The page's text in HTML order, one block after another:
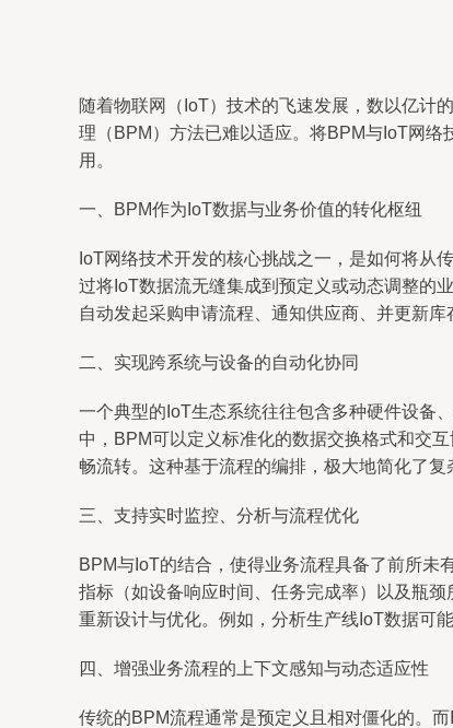
随着物联网（IoT）技术的飞速发展，数以亿计
理（BPM）方法已难以适应。将BPM与IoT网
用。
一、BPM作为IoT数据与业务价值的转化枢纽
IoT网络技术开发的核心挑战之一，是如何将从
过将IoT数据流无缝集成到预定义或动态调整的
自动发起采购申请流程、通知供应商、并更新库
二、实现跨系统与设备的自动化协同
一个典型的IoT生态系统往往包含多种硬件设备
中，BPM可以定义标准化的数据交换格式和交
畅流转。这种基于流程的编排，极大地简化了
三、支持实时监控、分析与流程优化
BPM与IoT的结合，使得业务流程具备了前所未
指标（如设备响应时间、任务完成率）以及瓶
重新设计与优化。例如，分析生产线IoT数据可
四、增强业务流程的上下文感知与动态适应性
传统的BPM流程通常是预定义且相对僵化的。